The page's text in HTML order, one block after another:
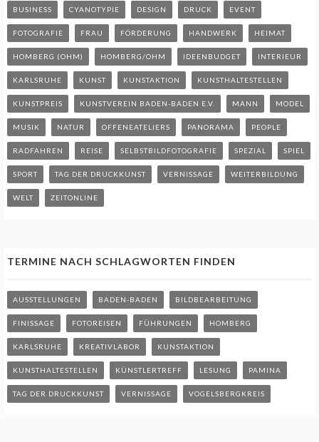
BUSINESS CYANOTYPIE DESIGN DRUCK EVENT
FOTOGRAFIE FRAU FÖRDERUNG HANDWERK HEIMAT
HOMBERG (OHM) HOMBERG/OHM IDEENBUDGET INTERIEUR
KARLSRUHE KUNST KUNSTAKTION KUNSTHALTESTELLEN
KUNSTPREIS KUNSTVEREIN BADEN-BADEN E.V. MANN MODEL
MUSIK NATUR OFFENEATELIERS PANORAMA PEOPLE
RADFAHREN REISE SELBSTBILDFOTOGRAFIE SPEZIAL SPIEL
SPORT TAG DER DRUCKKUNST VERNISSAGE WEITERBILDUNG
WELT ZEITONLINE
TERMINE NACH SCHLAGWORTEN FINDEN
AUSSTELLUNGEN BADEN-BADEN BILDBEARBEITUNG
FINISSAGE FOTOREISEN FÜHRUNGEN HOMBERG
KARLSRUHE KREATIVLABOR KUNSTAKTION
KUNSTHALTESTELLEN KÜNSTLERTREFF LESUNG PAMINA
TAG DER DRUCKKUNST VERNISSAGE VOGELSBERGKREIS